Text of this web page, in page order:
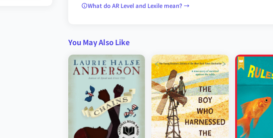
What do AR Level and Lexile mean? →
You May Also Like